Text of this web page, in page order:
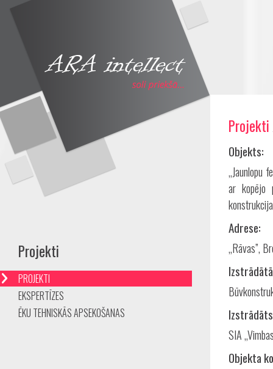
Projekti
PROJEKTI
EKSPERTĪZES
ĒKU TEHNISKĀS APSEKOŠANAS
Share
Projekti
Objekts:
„Jaunlopu
ar kopējo
Adrese:
„Rāvas”,
SIA
Objekta